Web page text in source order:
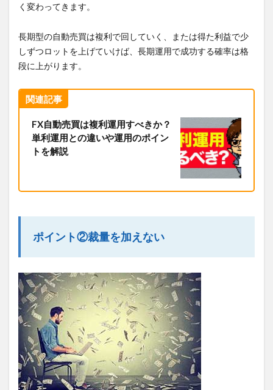
く変わってきます。
長期型の自動売買は複利で回していく、または得た利益で少
しずつロットを上げていけば、長期運用で成功する確率は格
段に上がります。
関連記事
FX自動売買は複利運用すべきか？
単利運用との違いや運用のポイン
トを解説
ポイント②裁量を加えない